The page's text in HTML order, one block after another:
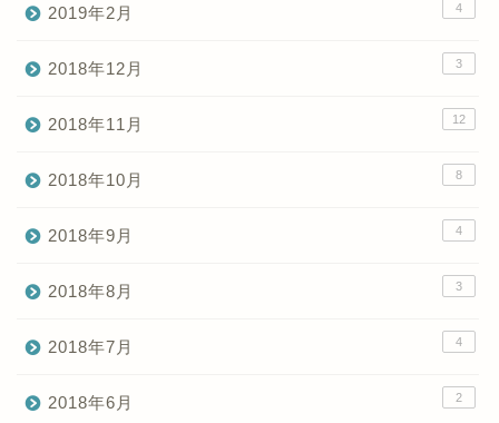
2019年2月 4
2018年12月 3
2018年11月 12
2018年10月 8
2018年9月 4
2018年8月 3
2018年7月 4
2018年6月 2